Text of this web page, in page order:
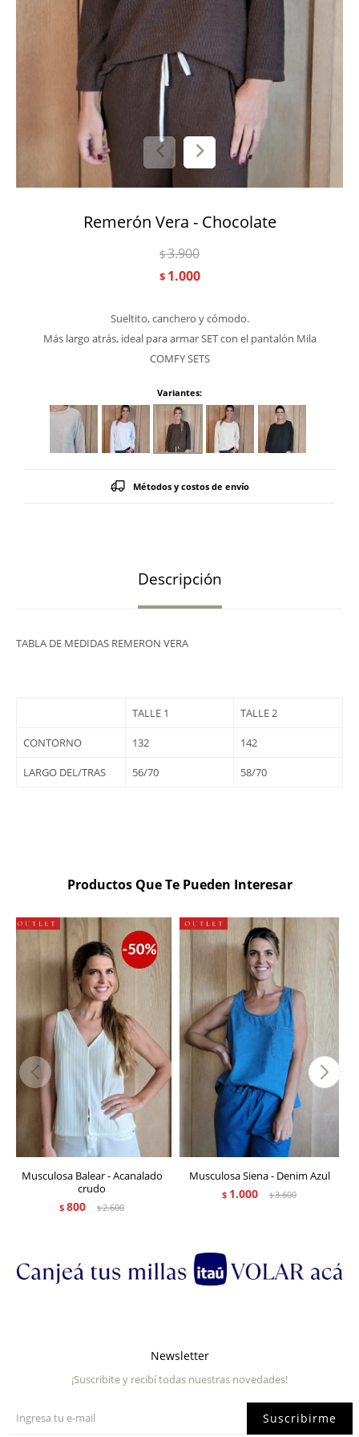
Remerón Vera - Chocolate
$ 1.000
$3.900
Sueltito, canchero y cómodo.
Más largo atrás, ideal para armar SET con el pantalón Mila
COMFY SETS
Variantes:
Métodos y costos de envío
Descripción
TABLA DE MEDIDAS REMERON VERA
TALLE 1 TALLE 2
CONTORNO 132 142
LARGO DEL/TRAS 56/70 58/70
Productos Que Te Pueden Interesar
Musculosa Balear - Acanalado
crudo
$ 800 $2.600
Musculosa Siena - Denim Azul
$ 1.000 $3.600
Newsletter
¡Suscribite y recibí todas nuestras novedades!
Suscribirme